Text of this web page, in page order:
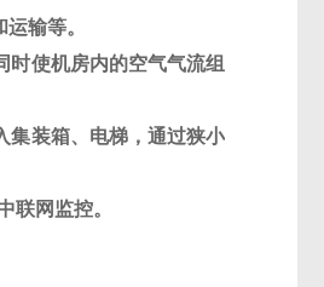
输等。
时使机房内的空气气流组
集装箱、电梯，通过狭小
联网监控。